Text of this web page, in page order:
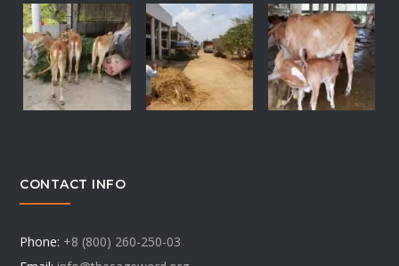
CONTACT INFO
Phone: +8 (800) 260-250-03